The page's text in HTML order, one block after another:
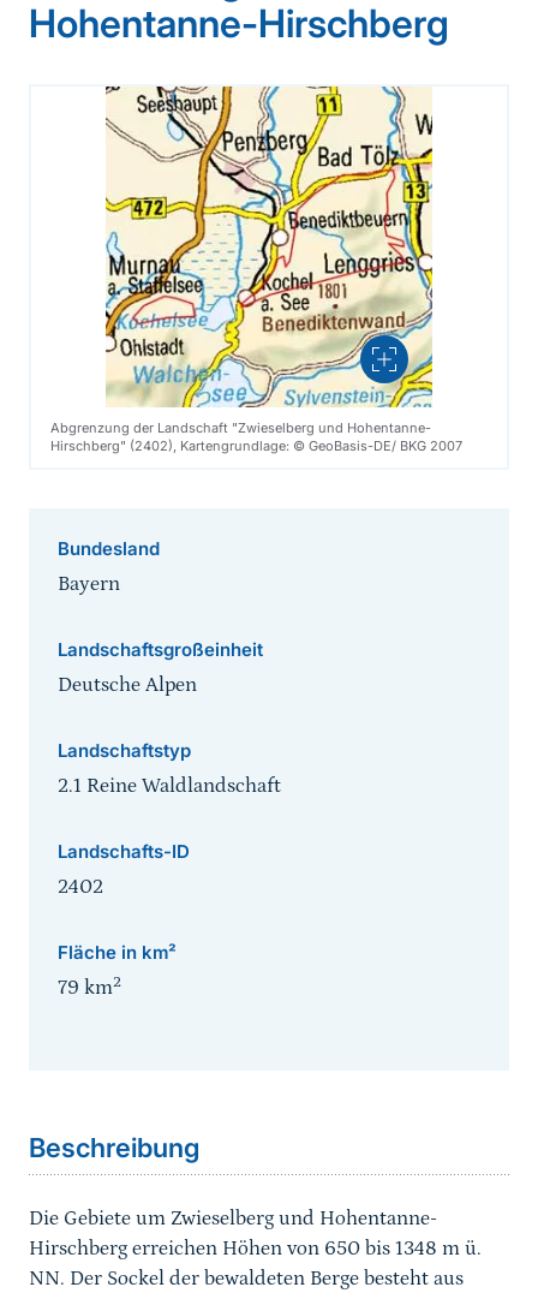
Hohentanne-Hirschberg
Vergrößern
Abgrenzung der Landschaft "Zwieselberg und Hohentanne-
Hirschberg" (2402), Kartengrundlage: © GeoBasis-DE/ BKG 2007
Bundesland
Bayern
Landschaftsgroßeinheit
Deutsche Alpen
Landschaftstyp
2.1 Reine Waldlandschaft
Landschafts-ID
2402
Fläche in km²
79 km2
Beschreibung
Die Gebiete um Zwieselberg und Hohentanne-
Hirschberg erreichen Höhen von 650 bis 1348 m ü.
NN. Der Sockel der bewaldeten Berge besteht aus